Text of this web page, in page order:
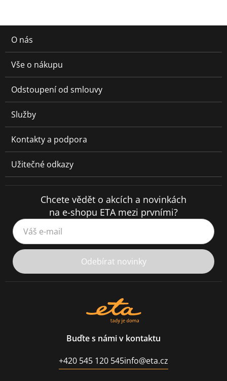
O nás
Vše o nákupu
Odstoupení od smlouvy
Služby
Kontakty a podpora
Užitečné odkazy
Chcete vědět o akcích a novinkách
na e-shopu ETA mezi prvními?
Váš e-mail
Odebírat novinky
Buďte s námi v kontaktu
+420 545 120 545info@eta.cz